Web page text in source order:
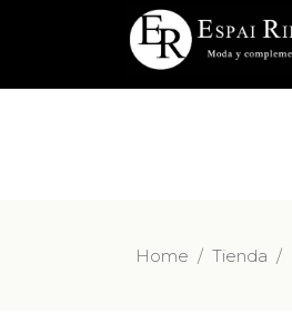
Home / Tienda /